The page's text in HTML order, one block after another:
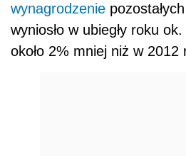
wynagrodzenie
wyniosło w ubiegły roku
około 2% mniej niż w 2012